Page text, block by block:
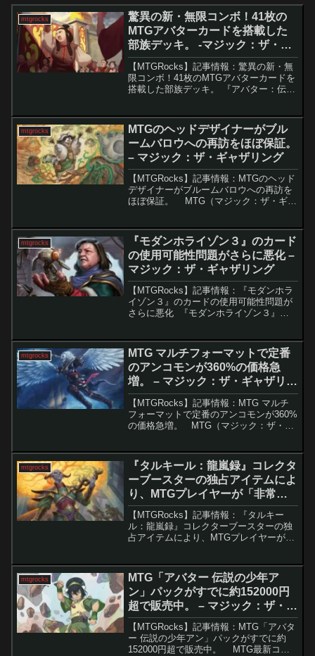
mtgrocks
驚異の新・無限コンボ！41枚の
MTGアバターカードを搭載した
部族デッキ。 -マジック：ザ・ギ
ャザリング
【MTGRocks】記事情報：驚異の新・無
限コンボ！41枚のMTGアバターカードを
搭載した部族デッキ。 『アバター：伝説
になりました。公開初日から注目...
mtgrocks
MTGのヘッドデザイナーがブル
ームバロウへの再訪をほぼ保証。
– マジック：ザ・ギャザリング
【MTGRocks】記事情報：MTGのヘッド
デザイナーがブルームバロウへの再訪を
ほぼ保証。 MTG（マジック：ザ・ギャ
は非常に高い評価を得ました。特に新し
い世...
mtgrocks
『モダンホライゾン３』のカード
の使用可能性問題がさらに悪化 –
マジック：ザ・ギャザリング
【MTGRocks】記事情報：『モダンホラ
イゾン３』のカードの使用可能性問題が
さらに悪化 『モダンホライゾン３』の
ドに対する懸念が生じています。特に注
目されているのは...
mtgrocks
MTG マルチフォーマットで定番
のアンコモンが360%の価格急
増。 – マジック：ザ・ギャザリン
グ
【MTGRocks】記事情報：MTG マルチ
フォーマットで定番のアンコモンが360%
の価格急増。 MTG（マジック：ザ・ギ
ニアでの人気上昇により価格急騰を見せ
ていま...
mtgrocks
『タルキール：龍嵐録』コレクタ
ーブースターの独占アイテムによ
り、MTGプレイヤーが「非常に
失望」 – マジック：ザ・ギャザリ
ング
【MTGRocks】記事情報：『タルキー
ル：龍嵐録』コレクターブースターの独
占アイテムにより、MTGプレイヤーが
せる中、コミュニティ全体からの評価は
総じて好意的で...
mtgrocks
MTG「アバター 伝説の少年ア
ン」パックがすでに約152000円
超で販売中。 – マジック：ザ・ギ
ャザリング
【MTGRocks】記事情報：MTG「アバタ
ー 伝説の少年アン」パックがすでに約
152000円超で販売中。 MTG最新コラ